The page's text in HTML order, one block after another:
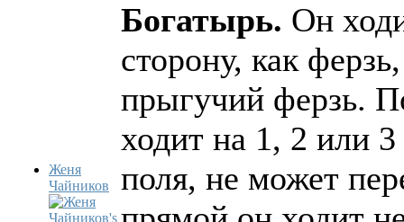
Женя
Чайников
Богатырь. Он
сторону, как
прыгучий ферзь.
ходит на 1, 2 или
поля, не может